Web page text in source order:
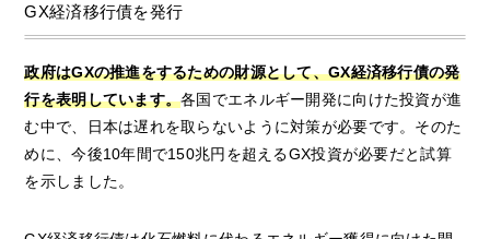
GX経済移行債を発行
政府はGXの推進をするための財源として、GX経済移行債の発
行を表明しています。各国でエネルギー開発に向けた投資が進
む中で、日本は遅れを取らないように対策が必要です。そのた
めに、今後10年間で150兆円を超えるGX投資が必要だと試算
を示しました。